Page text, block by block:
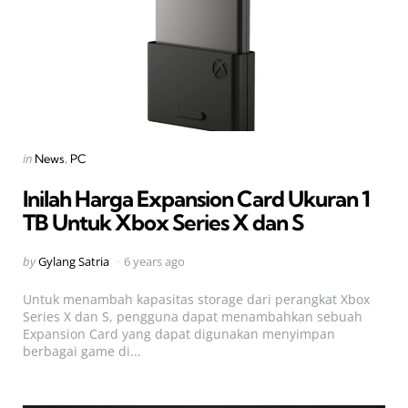
Categories
Posted
in News PC
Inilah Harga Expansion Card Ukuran 1
TB Untuk Xbox Series X dan S
Posted
byGylang Satria 6 years ago
Untuk menambah kapasitas storage dari perangkat Xbox
Series X dan S, pengguna dapat menambahkan sebuah
Expansion Card yang dapat digunakan menyimpan
berbagai game di...